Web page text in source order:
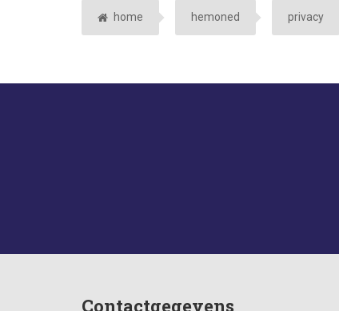
home hemoned privacy
Contactgegevens